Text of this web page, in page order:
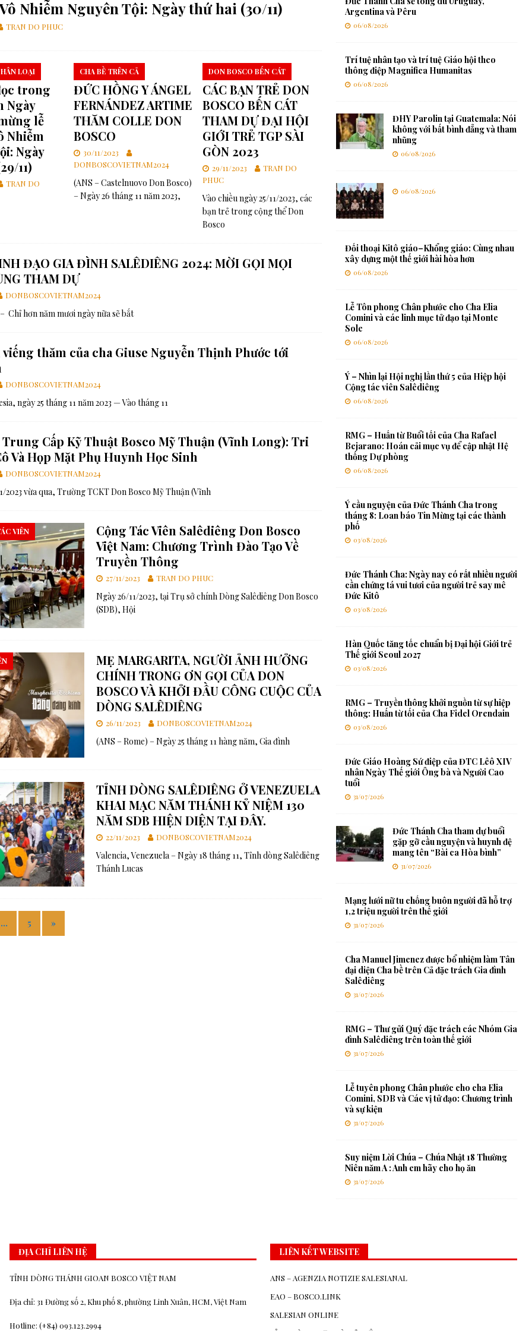
cải mục vụ để cập nhật Hệ thống Dự phòng MỤC VỤ GIỚI TRẺ
báo Tin Mừng tại các thành phố
của gia đình nhân loại
Nhiễm Nguyên Tội: Ngày thứ hai (30/11)
TRAN DO PHUC
LOẠI
trong
Ngày
lễ
Nhiễm
Ngày
11)
TRAN DO
CHA BỀ TRÊN CẢ
ĐỨC HỒNG Y ÁNGEL
FERNÁNDEZ ARTIME
THĂM COLLE DON
BOSCO
30/11/2023
DONBOSCOVIETNAM2024
(ANS – Castelnuovo Don Bosco)
– Ngày 26 tháng 11 năm 2023,
DON BOSCO BẾN CÁT
CÁC BẠN TRẺ DON
BOSCO BẾN CÁT
THAM DỰ ĐẠI HỘI
GIỚI TRẺ TGP SÀI
GÒN 2023
29/11/2023
TRAN DO
PHUC
Vào chiều ngày 25/11/2023, các
bạn trẻ trong cộng thể Don
Bosco
ĐẠO GIA ĐÌNH SALÊDIÊNG 2024: MỜI GỌI MỌI
THAM DỰ
DONBOSCOVIETNAM2024
Chỉ hơn năm mươi ngày nữa sẽ bắt
thăm của cha Giuse Nguyễn Thịnh Phước tới
DONBOSCOVIETNAM2024
ngày 25 tháng 11 năm 2023 — Vào tháng 11
Cấp Kỹ Thuật Bosco Mỹ Thuận (Vĩnh Long): Tri
Và Họp Mặt Phụ Huynh Học Sinh
DONBOSCOVIETNAM2024
2023 vừa qua, Trường TCKT Don Bosco Mỹ Thuận (Vĩnh
VIÊN
Cộng Tác Viên Salêdiêng Don Bosco
Việt Nam: Chương Trình Đào Tạo Về
Truyền Thông
27/11/2023 TRAN DO PHUC
Ngày 26/11/2023, tại Trụ sở chính Dòng Salêdiêng Don Bosco
(SDB), Hội
MẸ MARGARITA, NGƯỜI ẢNH HƯỞNG
CHÍNH TRONG ƠN GỌI CỦA DON
BOSCO VÀ KHỞI ĐẦU CÔNG CUỘC CỦA
DÒNG SALÊDIÊNG
26/11/2023 DONBOSCOVIETNAM2024
(ANS – Rome) – Ngày 25 tháng 11 hàng năm, Gia đình
TỈNH DÒNG SALÊDIÊNG Ở VENEZUELA
KHAI MẠC NĂM THÁNH KỶ NIỆM 130
NĂM SDB HIỆN DIỆN TẠI ĐÂY.
22/11/2023 DONBOSCOVIETNAM2024
Valencia, Venezuela – Ngày 18 tháng 11, Tỉnh dòng Salêdiêng
Thánh Lucas
… 5 »
Argentina và Pêru
06/08/2026
Trí tuệ nhân tạo và trí tuệ Giáo hội theo
thông điệp Magnifica Humanitas
06/08/2026
ĐHY Parolin tại Guatemala: Nói
không với bất bình đẳng và tham
nhũng
06/08/2026
06/08/2026
Đối thoại Kitô giáo–Khổng giáo: Cùng nhau
xây dựng một thế giới hài hòa hơn
06/08/2026
Lễ Tôn phong Chân phước cho Cha Elia
Comini và các linh mục tử đạo tại Monte
Sole
06/08/2026
Ý – Nhìn lại Hội nghị lần thứ 5 của Hiệp hội
Cộng tác viên Salêdiêng
06/08/2026
RMG – Huấn từ Buổi tối của Cha Rafael
Bejarano: Hoán cải mục vụ để cập nhật Hệ
thống Dự phòng
06/08/2026
Ý cầu nguyện của Đức Thánh Cha trong
tháng 8: Loan báo Tin Mừng tại các thành
phố
03/08/2026
Đức Thánh Cha: Ngày nay có rất nhiều người
cần chứng tá vui tươi của người trẻ say mê
Đức Kitô
03/08/2026
Hàn Quốc tăng tốc chuẩn bị Đại hội Giới trẻ
Thế giới Seoul 2027
03/08/2026
RMG – Truyền thông khởi nguồn từ sự hiệp
thông: Huấn từ tối của Cha Fidel Orendain
03/08/2026
Đức Giáo Hoàng Sứ điệp của ĐTC Lêô XIV
nhân Ngày Thế giới Ông bà và Người Cao
tuổi
31/07/2026
Đức Thánh Cha tham dự buổi
gặp gỡ cầu nguyện và huynh đệ
mang tên “Bài ca Hòa bình”
31/07/2026
Mạng lưới nữ tu chống buôn người đã hỗ trợ
1,2 triệu người trên thế giới
31/07/2026
Cha Manuel Jimenez được bổ nhiệm làm Tân
đại diện Cha bề trên Cả đặc trách Gia đình
Salêdiêng
31/07/2026
RMG – Thư gửi Quý đặc trách các Nhóm Gia
đình Salêdiêng trên toàn thế giới
31/07/2026
Lễ tuyên phong Chân phước cho cha Elia
Comini, SDB và Các vị tử đạo: Chương trình
và sự kiện
31/07/2026
Suy niệm Lời Chúa – Chúa Nhật 18 Thường
Niên năm A : Anh em hãy cho họ ăn
31/07/2026
ĐỊA CHỈ LIÊN HỆ
TỈNH DÒNG THÁNH GIOAN BOSCO VIỆT NAM
Địa chỉ: 31 Đường số 2, Khu phố 8, phường Linh Xuân, HCM, Việt Nam
Hotline: (+84) 093.123.2994
LIÊN KẾT WEBSITE
ANS – AGENZIA NOTIZIE SALESIANAL
EAO – BOSCO.LINK
SALESIAN ONLINE